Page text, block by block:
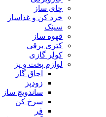
چای ساز
خرد کن و غذاساز
سینک
قهوه ساز
کتری برقی
کولر گازی
لوازم پخت و پز
اجاق گاز
زودپز
ساندویچ ساز
سرخ کن
فر